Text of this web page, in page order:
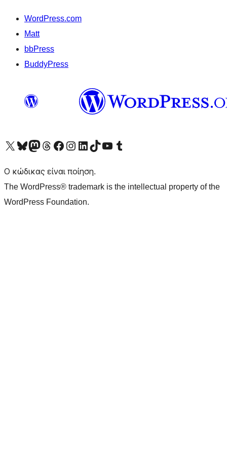
WordPress.com
Matt
bbPress
BuddyPress
Visit our X (formerly Twitter) account
Visit our Bluesky account
Επισκεφθείτε τον λογαριασμό μας στο Mastodon
Visit our Threads account
Επισκεφτείτε τη σελίδα μας στο Facebook
Επισκεφθείτε τον λογαριασμό μας Instagram
Επισκεφθείτε τον λογαριασμό μας LinkedIn
Visit our TikTok account
Visit our YouTube channel
Visit our Tumblr account
Ο κώδικας είναι ποίηση.
The WordPress® trademark is the intellectual property of the
WordPress Foundation.